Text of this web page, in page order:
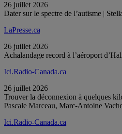
26 juillet 2026
Dater sur le spectre de l’autisme |
LaPresse.ca
26 juillet 2026
Achalandage record à l’aéroport
Ici.Radio-Canada.ca
26 juillet 2026
Trouver la déconnexion à quelques
Pascale Marceau, Marc-Antoine
Ici.Radio-Canada.ca